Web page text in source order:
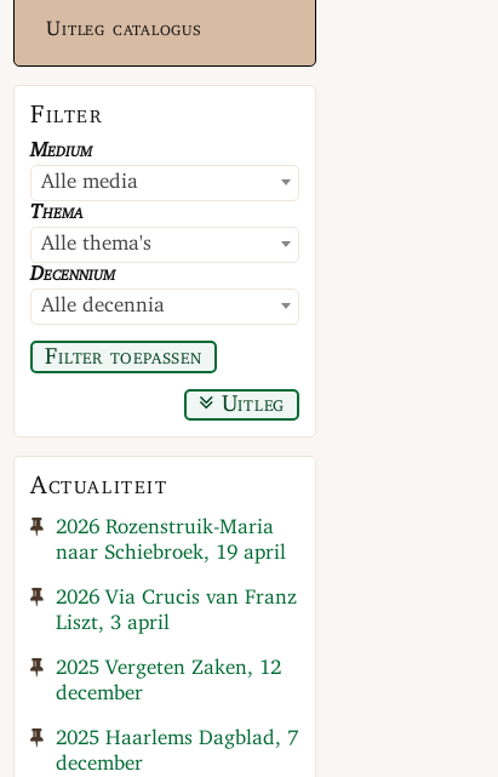
Uitleg catalogus
Filter
Medium
Alle media
Thema
Alle thema's
Decennium
Alle decennia
Filter toepassen
Uitleg
Actualiteit
2026 Rozenstruik-Maria
naar Schiebroek, 19 april
2026 Via Crucis van Franz
Liszt, 3 april
2025 Vergeten Zaken, 12
december
2025 Haarlems Dagblad, 7
december